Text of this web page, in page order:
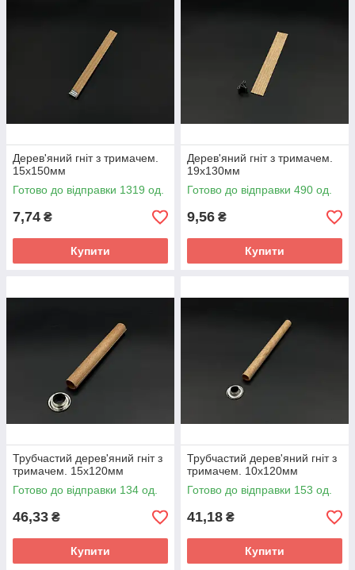
Дерев'яний гніт з тримачем.
15х150мм
Готово до відправки 1319 од.
7,74 ₴
Купити
Дерев'яний гніт з тримачем.
19х130мм
Готово до відправки 490 од.
9,56 ₴
Купити
Трубчастий дерев'яний гніт з
тримачем. 15х120мм
Готово до відправки 134 од.
46,33 ₴
Купити
Трубчастий дерев'яний гніт з
тримачем. 10х120мм
Готово до відправки 153 од.
41,18 ₴
Купити